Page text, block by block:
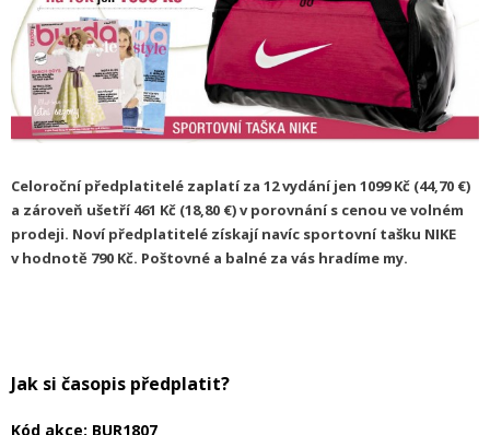
Celoroční předplatitelé zaplatí za 12 vydání jen 1099 Kč (44,70 €)
a zároveň ušetří 461 Kč (18,80 €) v porovnání s cenou ve volném
prodeji. Noví předplatitelé získají navíc sportovní tašku NIKE
v hodnotě 790 Kč. Poštovné a balné za vás hradíme my.
Jak si časopis předplatit?
Kód akce: BUR1807